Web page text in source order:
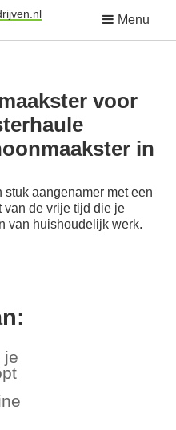
Menu
voor
in
aangenamer met een
van de vrije tijd die je
van huishoudelijk werk.
je